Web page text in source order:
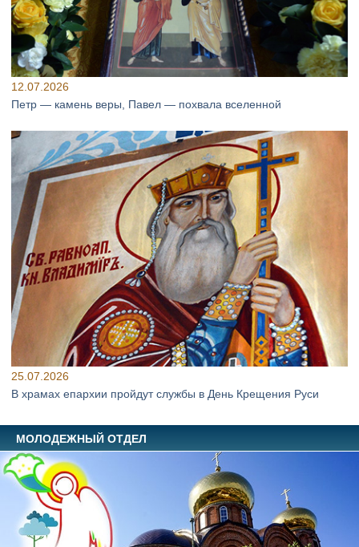
12.07.2026
Петр — камень веры, Павел — похвала вселенной
25.07.2026
В храмах епархии пройдут службы в День Крещения Руси
МОЛОДЕЖНЫЙ ОТДЕЛ